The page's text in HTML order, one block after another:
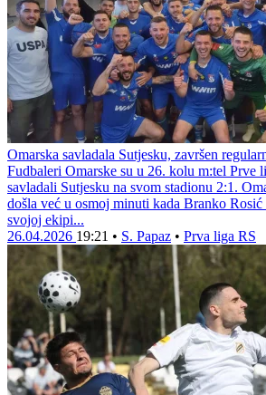
Omarska savladala Sutjesku, završen
Fudbaleri Omarske su u 26. kolu m:tel Prve
savladali Sutjesku na svom stadionu 2:1.
došla već u osmoj minuti kada Branko
svojoj ekipi...
26.04.2026 19:21 • S. Papaz • Prva liga RS